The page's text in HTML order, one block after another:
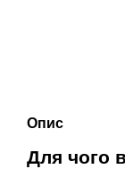
Опис
Для чого